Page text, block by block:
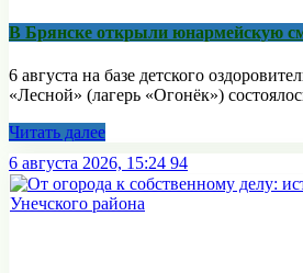
В Брянске открыли юнармейскую
6 августа на базе детского
«Лесной» (лагерь «Огонёк»)
Читать далее
6 августа 2026, 15:24 94